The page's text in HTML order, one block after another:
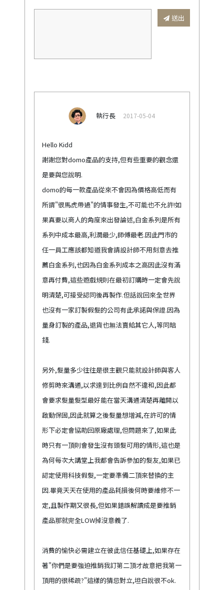
送出
執行長 2017-05-04
Hello Kidd
謝謝您對domo產品的支持,但有些重要的觀念還
是要與您說明.
domo的每一款產品從來不會因為價格高低而有
所謂"很馬虎帶過"的情事發生,不可能也不允許!如
果真要以商人的角度來出發論述,白金系列是所有
系列中成本最高,利潤最少,師傅最老.因此門市的
任一員工應該都知道我會請設計師不用刻意去推
薦白金系列,也因為白金系列成本之高因此沒有滿
意再付費,這些遊戲規則在最初訂購時一定會先說
明清楚,可接受認同後再製作.但話說回來全世界
也沒有一家訂製假髮的公司有此承諾與保證.因為
量身訂製的產品,退貨也無法賣給其它人,等同賠
錢.
另外,髮量多少往往是很主觀只能就設計師與客人
修剪時來溝通,以求達到比例自然不違和,因此都
會要求髮量髮型最好能在當天溝通清楚再離開以
啟動保固,因此就算之後髮量想增減,在許可的情
形下必定會協助回原廠處理,但問題來了,如果此
時只有一頂則會發生沒有頭髮可用的情形,這也是
為何每次大講堂上我都會告訴參加的髮友,如果已
認定使用科技假髮,一定要準備二頂來替換的主
因.畢竟天天在使用的產品耗損後何時要維修不一
定,且製作期又很長,但如果錯誤解讀成是要推銷
產品那就完全LOW掉沒意義了.
消費的愉快必需建立在彼此信任基礎上,如果存在
著"你們是要強迫推銷我訂第二頂才故意把我第一
頂用的很稀疏?"這樣的猜忌對立,坦白說很不ok.